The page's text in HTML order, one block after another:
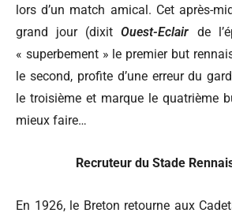
lors d’un match amical. Cet après-
grand jour (dixitOuest-Eclair de
« superbement » le premier but
le second, profite d’une erreur du
le troisième et marque le quatrième
mieux faire…
Recruteur du Stade
En 1926, le Breton retourne aux